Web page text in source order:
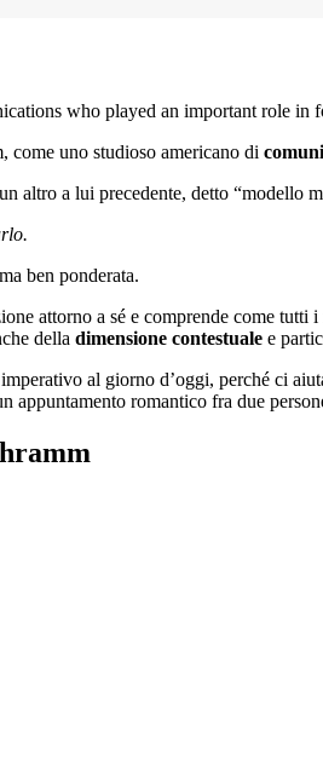
who played an important role
come uno studioso americano di
altro a lui precedente, detto “modello
ben ponderata.
attorno a sé e comprende come
della dimensione contestuale e
al giorno d’oggi, perché ci
appuntamento romantico fra due